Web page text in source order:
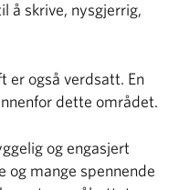
å skrive, nysgjerrig,
er også verdsatt. En
dette området.
og engasjert
og mange spennende